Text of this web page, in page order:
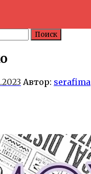
Автор: serafima